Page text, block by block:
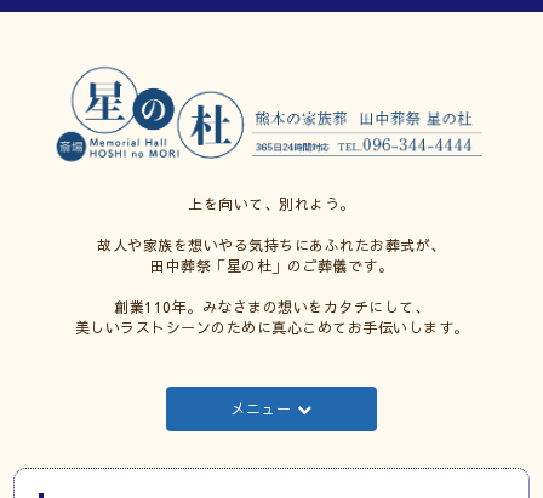
上を向いて、別れよう。
故人や家族を想いやる気持ちにあふれたお葬式が、
田中葬祭「星の杜」のご葬儀です。
創業110年。みなさまの想いをカタチにして、
美しいラストシーンのために真心こめてお手伝いします。
メニュー